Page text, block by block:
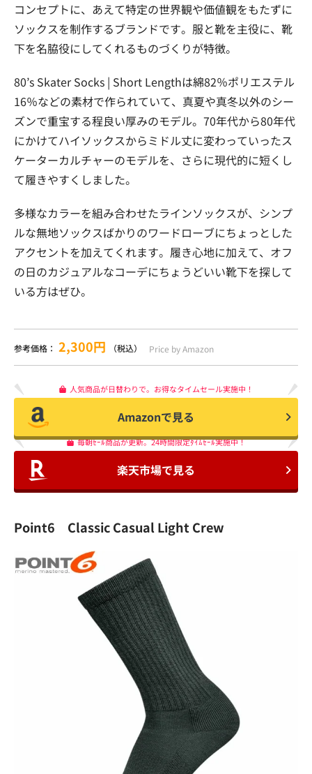
コンセプトに、あえて特定の世界観や価値観をもたずに
ソックスを制作するブランドです。服と靴を主役に、靴
下を名脇役にしてくれるものづくりが特徴。
80’s Skater Socks | Short Lengthは綿82％ポリエステル
16％などの素材で作られていて、真夏や真冬以外のシー
ズンで重宝する程良い厚みのモデル。70年代から80年代
にかけてハイソックスからミドル丈に変わっていったス
ケーターカルチャーのモデルを、さらに現代的に短くし
て履きやすくしました。
多様なカラーを組み合わせたラインソックスが、シンプ
ルな無地ソックスばかりのワードローブにちょっとした
アクセントを加えてくれます。履き心地に加えて、オフ
の日のカジュアルなコーデにちょうどいい靴下を探して
いる方はぜひ。
参考価格： 2,300円 （税込） Price by Amazon
人気商品が日替わりで。お得なタイムセール実施中！
Amazonで見る
毎朝ｾｰﾙ商品が更新。24時間限定ﾀｲﾑｾｰﾙ実施中！
楽天市場で見る
Point6 Classic Casual Light Crew